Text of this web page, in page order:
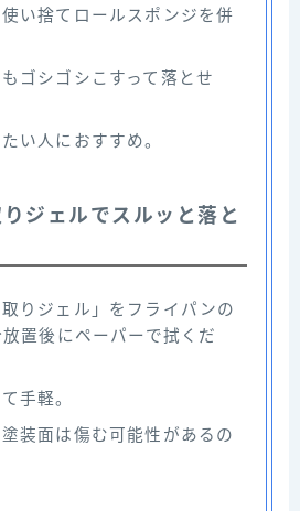
い捨てロールスポンジを併
ゴシゴシこすって落とせ
い人におすすめ。
ジェルでスルッと落と
取りジェル」をフライパンの
置後にペーパーで拭くだ
手軽。
装面は傷む可能性があるの